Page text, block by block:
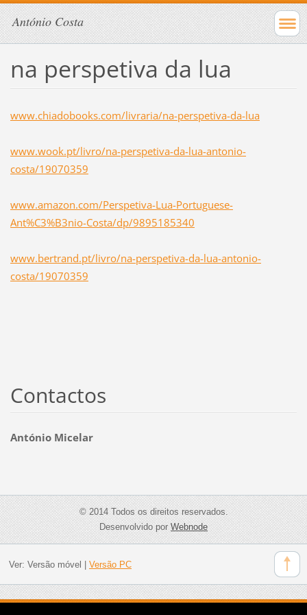
António Costa
na perspetiva da lua
www.chiadobooks.com/livraria/na-perspetiva-da-lua
www.wook.pt/livro/na-perspetiva-da-lua-antonio-
costa/19070359
www.amazon.com/Perspetiva-Lua-Portuguese-
Ant%C3%B3nio-Costa/dp/9895185340
www.bertrand.pt/livro/na-perspetiva-da-lua-antonio-
costa/19070359
Contactos
António Micelar
© 2014 Todos os direitos reservados.
Desenvolvido porWebnode
Ver: Versão móvel Versão PC